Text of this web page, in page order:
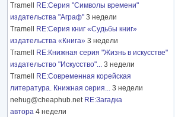
Tramell
RE:Серия "Символы времени"
издательства "Аграф" 3 недели
Tramell
RE:Серия книг «Судьбы книг»
издательства «Книга» 3 недели
Tramell
RE:Книжная серия "Жизнь в искусстве"
издательство "Искусство"... 3 недели
Tramell
RE:Современная корейская
литература. Книжная серия... 3 недели
nehug@cheaphub.net RE:Загадка
автора 4 недели